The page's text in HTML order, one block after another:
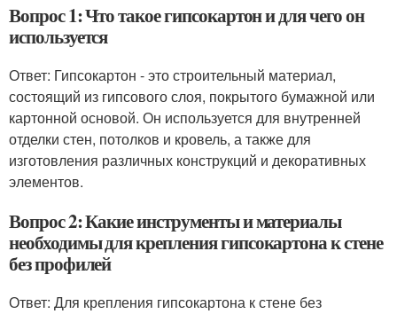
Вопрос 1: Что такое гипсокартон и для чего он
используется
Ответ: Гипсокартон - это строительный материал,
состоящий из гипсового слоя, покрытого бумажной или
картонной основой. Он используется для внутренней
отделки стен, потолков и кровель, а также для
изготовления различных конструкций и декоративных
элементов.
Вопрос 2: Какие инструменты и материалы
необходимы для крепления гипсокартона к стене
без профилей
Ответ: Для крепления гипсокартона к стене без